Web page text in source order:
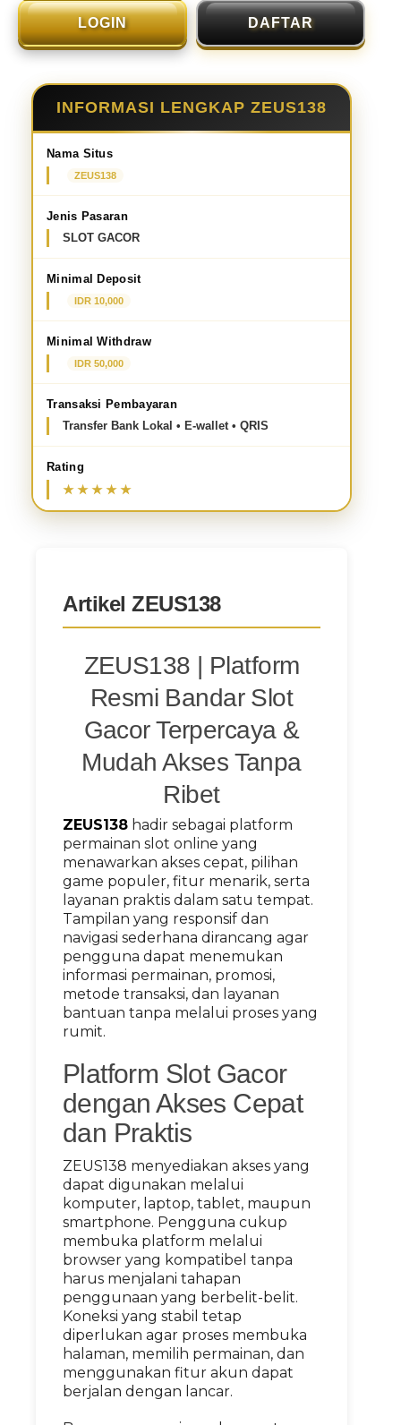
LOGIN DAFTAR
INFORMASI LENGKAP ZEUS138
Nama Situs
ZEUS138
Jenis Pasaran
SLOT GACOR
Minimal Deposit
IDR 10,000
Minimal Withdraw
IDR 50,000
Transaksi Pembayaran
Transfer Bank Lokal • E-wallet • QRIS
Rating
Artikel ZEUS138
ZEUS138 | Platform
Resmi Bandar Slot
Gacor Terpercaya &
Mudah Akses Tanpa
Ribet
ZEUS138 hadir sebagai platform
permainan slot online yang
menawarkan akses cepat, pilihan
game populer, fitur menarik, serta
layanan praktis dalam satu tempat.
Tampilan yang responsif dan
navigasi sederhana dirancang agar
pengguna dapat menemukan
informasi permainan, promosi,
metode transaksi, dan layanan
bantuan tanpa melalui proses yang
rumit.
Platform Slot Gacor
dengan Akses Cepat
dan Praktis
ZEUS138 menyediakan akses yang
dapat digunakan melalui
komputer, laptop, tablet, maupun
smartphone. Pengguna cukup
membuka platform melalui
browser yang kompatibel tanpa
harus menjalani tahapan
penggunaan yang berbelit-belit.
Koneksi yang stabil tetap
diperlukan agar proses membuka
halaman, memilih permainan, dan
menggunakan fitur akun dapat
berjalan dengan lancar.